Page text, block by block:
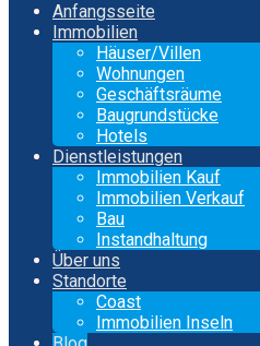
Anfangsseite
Immobilien
Häuser/Villen
Wohnungen
Geschäftsräume
Baugrundstücke
Hotels
Dienstleistungen
Immobilien Kauf
Immobilien Verkauf
Bau
Instandhaltung
Über uns
Standorte
Coast
Immobilien Inseln